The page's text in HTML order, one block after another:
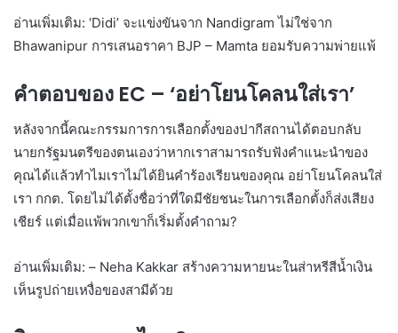
อ่านเพิ่มเติม: ‘Didi’ จะแข่งขันจาก Nandigram ไม่ใช่จาก
Bhawanipur การเสนอราคา BJP – Mamta ยอมรับความพ่ายแพ้
คำตอบของ EC – ‘อย่าโยนโคลนใส่เรา’
หลังจากนี้คณะกรรมการการเลือกตั้งของปากีสถานได้ตอบกลับ
นายกรัฐมนตรีของตนเองว่าหากเราสามารถรับฟังคำแนะนำของ
คุณได้แล้วทำไมเราไม่ได้ยินคำร้องเรียนของคุณ อย่าโยนโคลนใส่
เรา กกต. โดยไม่ได้ตั้งชื่อว่าที่ใดมีชัยชนะในการเลือกตั้งก็ส่งเสียง
เชียร์ แต่เมื่อแพ้พวกเขาก็เริ่มตั้งคำถาม?
อ่านเพิ่มเติม: – Neha Kakkar สร้างความหายนะในส่าหรีสีน้ำเงิน
เห็นรูปถ่ายเหงื่อของสามีด้วย